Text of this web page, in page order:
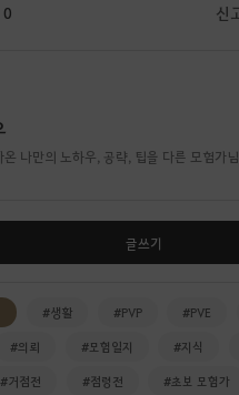
0 신
온 나만의 노하우, 공략, 팁을 다른 모험가
글쓰기
#생활 #PVP #PVE
#의뢰 #모험일지 #지식
#거점전 #점령전 #초보 모험가